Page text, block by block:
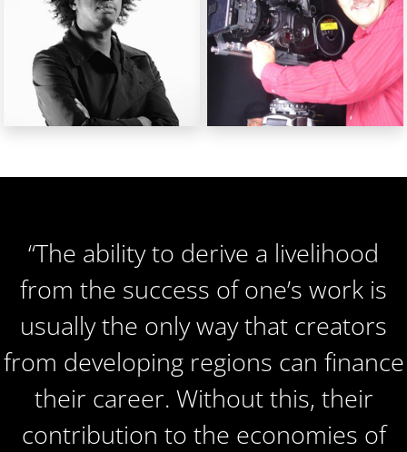
Traductrice
(Pologne)
scénariste (Croatie)
“The ability to derive a livelihood
from the success of one’s work is
usually the only way that creators
from developing regions can finance
their career. Without this, their
contribution to the economies of